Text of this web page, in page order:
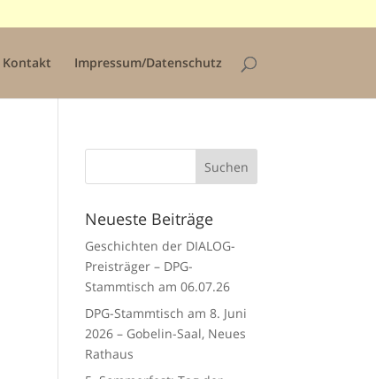
Kontakt Impressum/Datenschutz
Neueste Beiträge
Geschichten der DIALOG-
Preisträger – DPG-
Stammtisch am 06.07.26
DPG-Stammtisch am 8. Juni
2026 – Gobelin-Saal, Neues
Rathaus